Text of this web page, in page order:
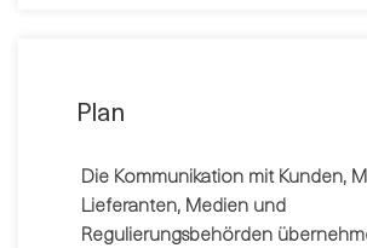
Plan
Die Kommunikation mit Kunden,
Lieferanten, Medien und
Regulierungsbehörden